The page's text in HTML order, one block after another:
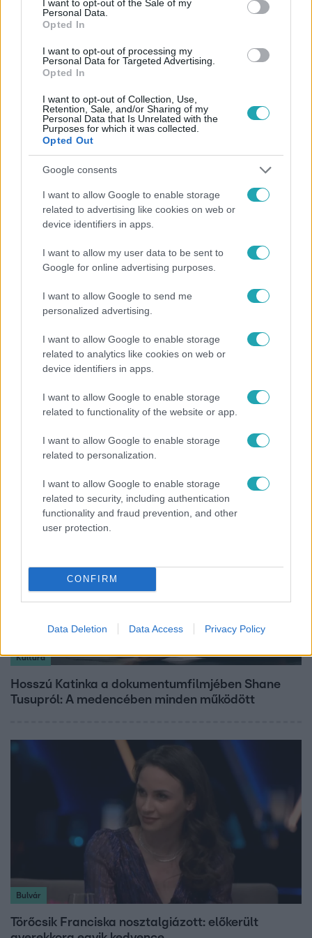
I want to opt-out of the Sale of my
Personal Data.
Opted In
I want to opt-out of processing my
Personal Data for Targeted Advertising.
Opted In
I want to opt-out of Collection, Use,
Retention, Sale, and/or Sharing of my
Personal Data that Is Unrelated with the
Purposes for which it was collected.
Opted Out
Google consents
I want to allow Google to enable storage
related to advertising like cookies on web or
device identifiers in apps.
I want to allow my user data to be sent to
Google for online advertising purposes.
I want to allow Google to send me
personalized advertising.
I want to allow Google to enable storage
related to analytics like cookies on web or
device identifiers in apps.
I want to allow Google to enable storage
related to functionality of the website or app.
I want to allow Google to enable storage
related to personalization.
I want to allow Google to enable storage
related to security, including authentication
functionality and fraud prevention, and other
user protection.
CONFIRM
Data Deletion Data Access Privacy Policy
HÍRADÓ #
FIATAL SOFŐR
Népszerű
Gyakori tévhit dől meg a ventilátorról – így
érdemes használni a fizikus szerint
Kultúra
Hosszú Katinka a dokumentumfilmjében Shane
Tusupról: A medencében minden működött
Bulvár
Törőcsik Franciska nosztalgiázott: előkerült